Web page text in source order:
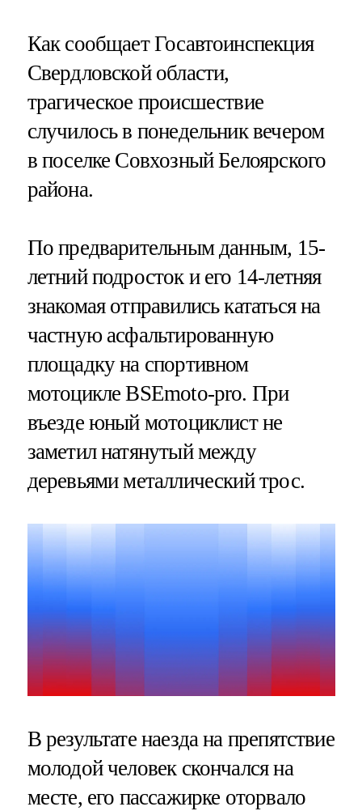
Как сообщает Госавтоинспекция
Свердловской области,
трагическое происшествие
случилось в понедельник вечером
в поселке Совхозный Белоярского
района.
По предварительным данным, 15-
летний подросток и его 14-летняя
знакомая отправились кататься на
частную асфальтированную
площадку на спортивном
мотоцикле BSEmoto-pro. При
въезде юный мотоциклист не
заметил натянутый между
деревьями металлический трос.
В результате наезда на препятствие
молодой человек скончался на
месте, его пассажирке оторвало